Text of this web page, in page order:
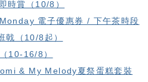
時賞（10/8）
電子優惠券 / 下午茶時段
（10/8起）
10-16/8）
& My Melody夏祭蛋糕套裝